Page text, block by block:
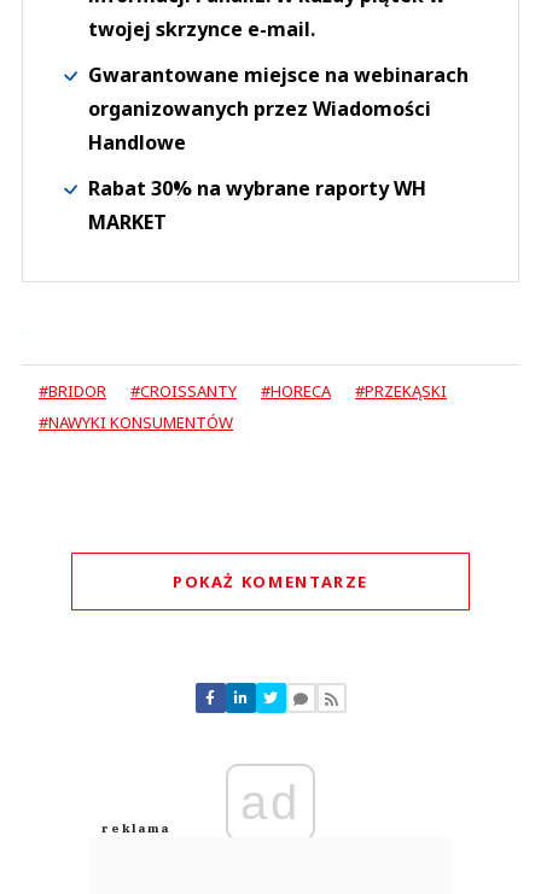
twojej skrzynce e-mail.
Gwarantowane miejsce na webinarach
organizowanych przez Wiadomości
Handlowe
Rabat 30% na wybrane raporty WH
MARKET
#BRIDOR #CROISSANTY #HORECA
#PRZEKĄSKI
#NAWYKI KONSUMENTÓW
POKAŻ KOMENTARZE
Nie znaleziono komentarzy
Zostaw swoje komentarze
Anuluj
ad